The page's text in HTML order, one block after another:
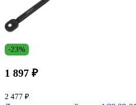
-23%
1 897 ₽
2 477 ₽